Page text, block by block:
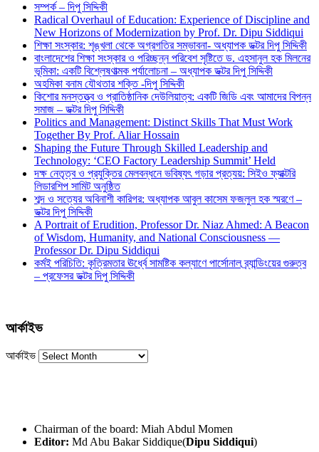
সম্পর্ক – দিপু সিদ্দিকী
Radical Overhaul of Education: Experience of Discipline and
New Horizons of Modernization by Prof. Dr. Dipu Siddiqui
শিক্ষা সংস্কার: শৃঙ্খলা থেকে অগ্রগতির সম্ভাবনা- অধ্যাপক ডক্টর দিপু সিদ্দিকী
বাংলাদেশের শিক্ষা সংস্কার ও পরিচ্ছন্ন পরিবেশ সৃষ্টিতে ড. এহসানুল হক মিলনের
ভূমিকা: একটি বিশ্লেষণাত্মক পর্যালোচনা – অধ্যাপক ডক্টর দিপু সিদ্দিকী
অহমিকা বনাম যৌথতার শক্তি -দিপু সিদ্দিকী
কিশোর মনস্তত্ত্ব ও প্রাতিষ্ঠানিক দেউলিয়াত্ব: একটি জিডি এবং আমাদের বিপন্ন
সমাজ – ডক্টর দিপু সিদ্দিকী
Politics and Management: Distinct Skills That Must Work
Together By Prof. Aliar Hossain
Shaping the Future Through Skilled Leadership and
Technology: ‘CEO Factory Leadership Summit’ Held
দক্ষ নেতৃত্ব ও প্রযুক্তির মেলবন্ধনে ভবিষ্যৎ গড়ার প্রত্যয়: সিইও ফ্যাক্টরি
লিডারশিপ সামিট অনুষ্ঠিত
শব্দ ও সত্যের অবিনাশী কারিগর: অধ্যাপক আবুল কাসেম ফজলুল হক স্মরণে –
ডক্টর দিপু সিদ্দিকী
A Portrait of Erudition, Professor Dr. Niaz Ahmed: A Beacon
of Wisdom, Humanity, and National Consciousness —
Professor Dr. Dipu Siddiqui
কর্মই পরিচিতি: কৃত্রিমতার ঊর্ধ্বে সামষ্টিক কল্যাণে পার্সোনাল ব্র্যান্ডিংয়ের গুরুত্ব
– প্রফেসর ডক্টর দিপু সিদ্দিকী
আর্কাইভ
আর্কাইভ
Chairman of the board: Miah Abdul Momen
Editor: Md Abu Bakar Siddique(Dipu Siddiqui)